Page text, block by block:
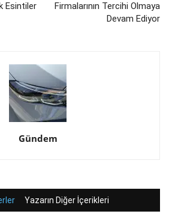
Esintiler
Firmalarının Tercihi Olmaya
Devam Ediyor
Gündem
Yazarın Diğer İçerikleri